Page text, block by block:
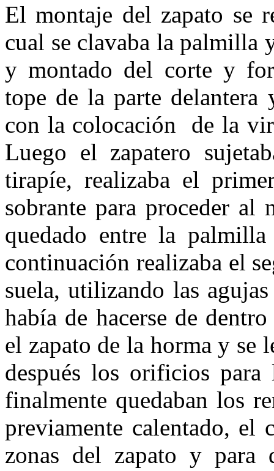
El montaje del zapato se
cual se clavaba la palmilla
y montado del corte y
tope de la parte
con la colocación
de la
Luego el zapatero
tirapíe, realizaba el
sobrante para proceder al
que­dado entre la
continuación realizaba el
suela, utilizando las
había de hacerse de
el zapato de la horma y se
des­pués los orificios
finalmente quedaban los
previamente calen­tado, el
zonas del zapato y para